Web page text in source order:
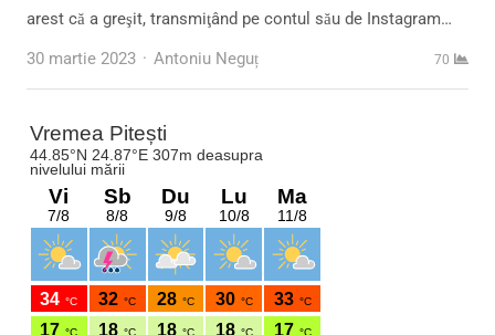
arest că a greşit, transmiţând pe contul său de Instagram…
30 martie 2023
Author
Antoniu Neguț 70